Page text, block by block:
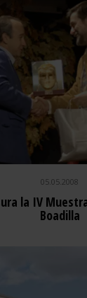
05.05.2008
la IV
Boadilla